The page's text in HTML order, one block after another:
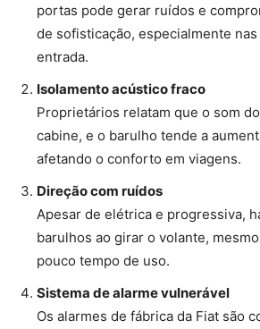
portas pode gerar ruídos e
de sofisticação, especialmente
entrada.
Isolamento acústico fraco
Proprietários relatam que o som
cabine, e o barulho tende a
afetando o conforto em viagens.
Direção com ruídos
Apesar de elétrica e progressiva,
barulhos ao girar o volante,
pouco tempo de uso.
Sistema de alarme vulnerável
Os alarmes de fábrica da Fiat são